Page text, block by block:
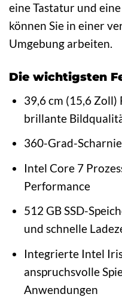
eine Tastatur und
können Sie in einer
Umgebung arbeiten.
Die wichtigsten
39,6 cm (15,6
brillante
360-Grad-
Intel Core 7
Performance
512 GB SSD-
und schnelle
Integrierte Intel
anspruchsvolle
Anwendungen